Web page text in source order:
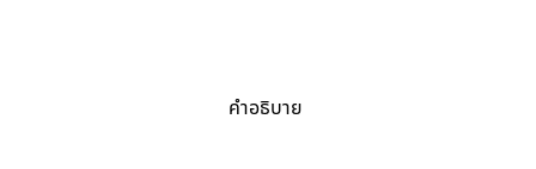
คำอธิบาย